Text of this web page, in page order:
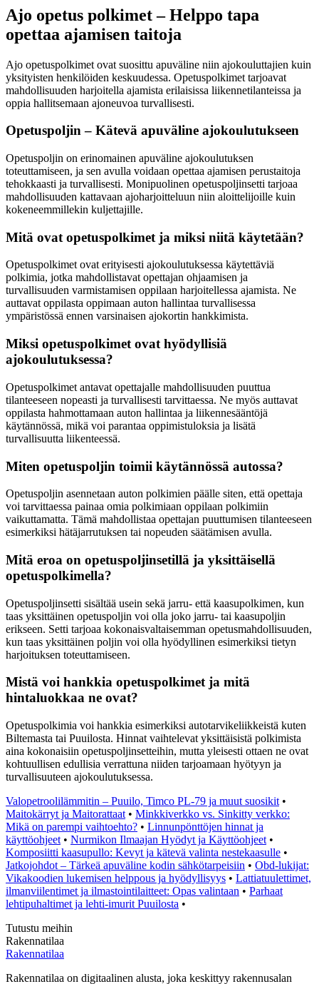
Ajo opetus polkimet – Helppo tapa
opettaa ajamisen taitoja
Ajo opetuspolkimet ovat suosittu apuväline niin ajokouluttajien kuin
yksityisten henkilöiden keskuudessa. Opetuspolkimet tarjoavat
mahdollisuuden harjoitella ajamista erilaisissa liikennetilanteissa ja
oppia hallitsemaan ajoneuvoa turvallisesti.
Opetuspoljin – Kätevä apuväline ajokoulutukseen
Opetuspoljin on erinomainen apuväline ajokoulutuksen
toteuttamiseen, ja sen avulla voidaan opettaa ajamisen perustaitoja
tehokkaasti ja turvallisesti. Monipuolinen opetuspoljinsetti tarjoaa
mahdollisuuden kattavaan ajoharjoitteluun niin aloittelijoille kuin
kokeneemmillekin kuljettajille.
Mitä ovat opetuspolkimet ja miksi niitä käytetään?
Opetuspolkimet ovat erityisesti ajokoulutuksessa käytettäviä
polkimia, jotka mahdollistavat opettajan ohjaamisen ja
turvallisuuden varmistamisen oppilaan harjoitellessa ajamista. Ne
auttavat oppilasta oppimaan auton hallintaa turvallisessa
ympäristössä ennen varsinaisen ajokortin hankkimista.
Miksi opetuspolkimet ovat hyödyllisiä
ajokoulutuksessa?
Opetuspolkimet antavat opettajalle mahdollisuuden puuttua
tilanteeseen nopeasti ja turvallisesti tarvittaessa. Ne myös auttavat
oppilasta hahmottamaan auton hallintaa ja liikennesääntöjä
käytännössä, mikä voi parantaa oppimistuloksia ja lisätä
turvallisuutta liikenteessä.
Miten opetuspoljin toimii käytännössä autossa?
Opetuspoljin asennetaan auton polkimien päälle siten, että opettaja
voi tarvittaessa painaa omia polkimiaan oppilaan polkimiin
vaikuttamatta. Tämä mahdollistaa opettajan puuttumisen tilanteeseen
esimerkiksi hätäjarrutuksen tai nopeuden säätämisen avulla.
Mitä eroa on opetuspoljinsetillä ja yksittäisellä
opetuspolkimella?
Opetuspoljinsetti sisältää usein sekä jarru- että kaasupolkimen, kun
taas yksittäinen opetuspoljin voi olla joko jarru- tai kaasupoljin
erikseen. Setti tarjoaa kokonaisvaltaisemman opetusmahdollisuuden,
kun taas yksittäinen poljin voi olla hyödyllinen esimerkiksi tietyn
harjoituksen toteuttamiseen.
Mistä voi hankkia opetuspolkimet ja mitä
hintaluokkaa ne ovat?
Opetuspolkimia voi hankkia esimerkiksi autotarvikeliikkeistä kuten
Biltemasta tai Puuilosta. Hinnat vaihtelevat yksittäisistä polkimista
aina kokonaisiin opetuspoljinsetteihin, mutta yleisesti ottaen ne ovat
kohtuullisen edullisia verrattuna niiden tarjoamaan hyötyyn ja
turvallisuuteen ajokoulutuksessa.
Valopetroolilämmitin – Puuilo, Timco PL-79 ja muut suosikit •
Maitokärryt ja Maitorattaat • Minkkiverkko vs. Sinkitty verkko:
Mikä on parempi vaihtoehto? • Linnunpönttöjen hinnat ja
käyttöohjeet • Nurmikon Ilmaajan Hyödyt ja Käyttöohjeet •
Komposiitti kaasupullo: Kevyt ja kätevä valinta nestekaasulle •
Jatkojohdot – Tärkeä apuväline kodin sähkötarpeisiin • Obd-lukijat:
Vikakoodien lukemisen helppous ja hyödyllisyys • Lattiatuulettimet,
ilmanviilentimet ja ilmastointilaitteet: Opas valintaan • Parhaat
lehtipuhaltimet ja lehti-imurit Puuilosta •
Tutustu meihin
Rakennatilaa
Rakennatilaa
Rakennatilaa on digitaalinen alusta, joka keskittyy rakennusalan